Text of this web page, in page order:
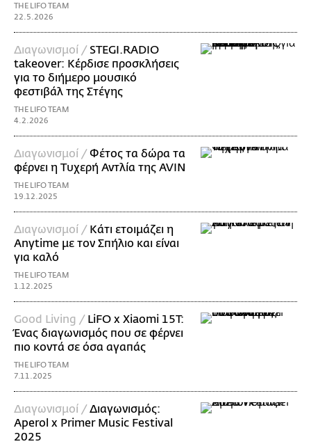
THE LIFO TEAM
22.5.2026
Διαγωνισμοί / STEGI.RADIO
takeover: Κέρδισε προσκλήσεις
για το διήμερο μουσικό
φεστιβάλ της Στέγης
THE LIFO TEAM
4.2.2026
Διαγωνισμοί /Φέτος τα δώρα τα
φέρνει η Τυχερή Αντλία της AVIN
THE LIFO TEAM
19.12.2025
Διαγωνισμοί / Κάτι ετοιμάζει η
Anytime με τον Σπήλιο και είναι
για καλό
THE LIFO TEAM
1.12.2025
Good Living / LiFO x Xiaomi 15T:
Ένας διαγωνισμός που σε φέρνει
πιο κοντά σε όσα αγαπάς
THE LIFO TEAM
7.11.2025
Διαγωνισμοί /Διαγωνισμός:
Aperol x Primer Music Festival
2025